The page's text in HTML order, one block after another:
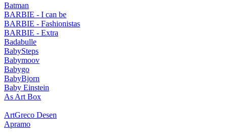
Batman
BARBIE - I can be
BARBIE - Fashionistas
BARBIE - Extra
Badabulle
BabySteps
Babymoov
Babygo
BabyBjorn
Baby Einstein
As Art Box
ArtGreco Desen
Apramo